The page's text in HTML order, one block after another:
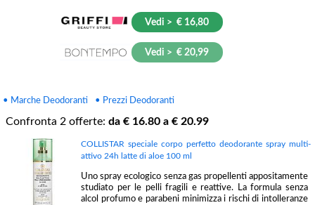
Vedi > € 16,80
Vedi > € 20,99
• Marche Deodoranti • Prezzi Deodoranti
Confronta 2 offerte: da € 16.80 a € 20.99
COLLISTAR speciale corpo perfetto deodorante spray multi-
attivo 24h latte di aloe 100 ml
Uno spray ecologico senza gas propellenti appositamente
studiato per le pelli fragili e reattive. La formula senza
alcol profumo e parabeni minimizza i rischi di intolleranze